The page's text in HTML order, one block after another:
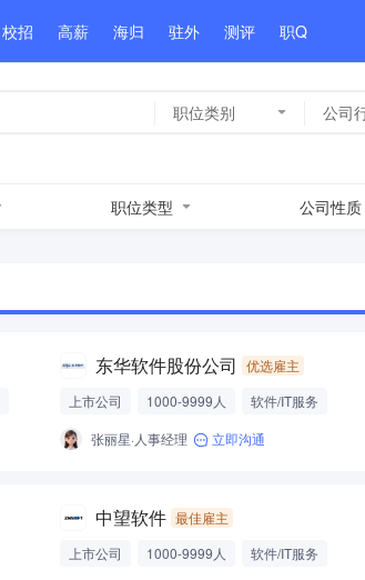
校招 高薪 海归 驻外 测评 职Q
职位类别 公司
职位类型 公司性质
东华软件股份公司 优选雇主
上市公司
1000-9999人
软件/IT服务
张丽星·人事经理
立即沟通
中望软件 最佳雇主
上市公司
1000-9999人
软件/IT服务